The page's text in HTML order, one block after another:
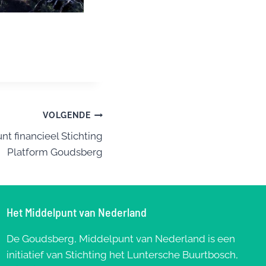
VOLGENDE
financieel Stichting
Platform Goudsberg
Het Middelpunt van Nederland
De Goudsberg, Middelpunt van Nederland is een
initiatief van Stichting het Luntersche Buurtbosch,